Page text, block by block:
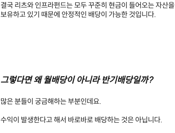
결국 리츠와 인프라펀드는 모두 꾸준히 현금이 들어오는 자산을
보유하고 있기 때문에 안정적인 배당이 가능한 것입니다.
그렇다면 왜 월배당이 아니라 반기배당일까?
많은 분들이 궁금해하는 부분인데요.
수익이 발생한다고 해서 바로바로 배당하는 것은 아닙니다.